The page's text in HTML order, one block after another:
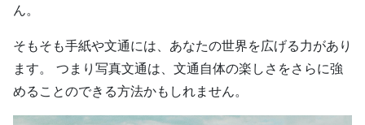
ん。
そもそも手紙や文通には、あなたの世界を広げる力があり
ます。 つまり写真文通は、文通自体の楽しさをさらに強
めることのできる方法かもしれません。